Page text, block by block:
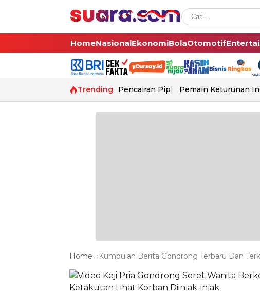
HomeNasionalEkonomiBolaOtomotif
Trending Pencairan Pip Pemain Keturunan
Home Kumpulan Berita Gondrong Terbaru Dan